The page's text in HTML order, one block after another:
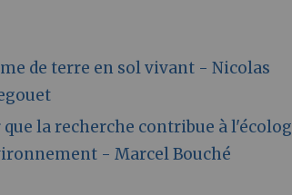
de terre en sol vivant - Nicolas
que la recherche contribue à
- Marcel Bouché